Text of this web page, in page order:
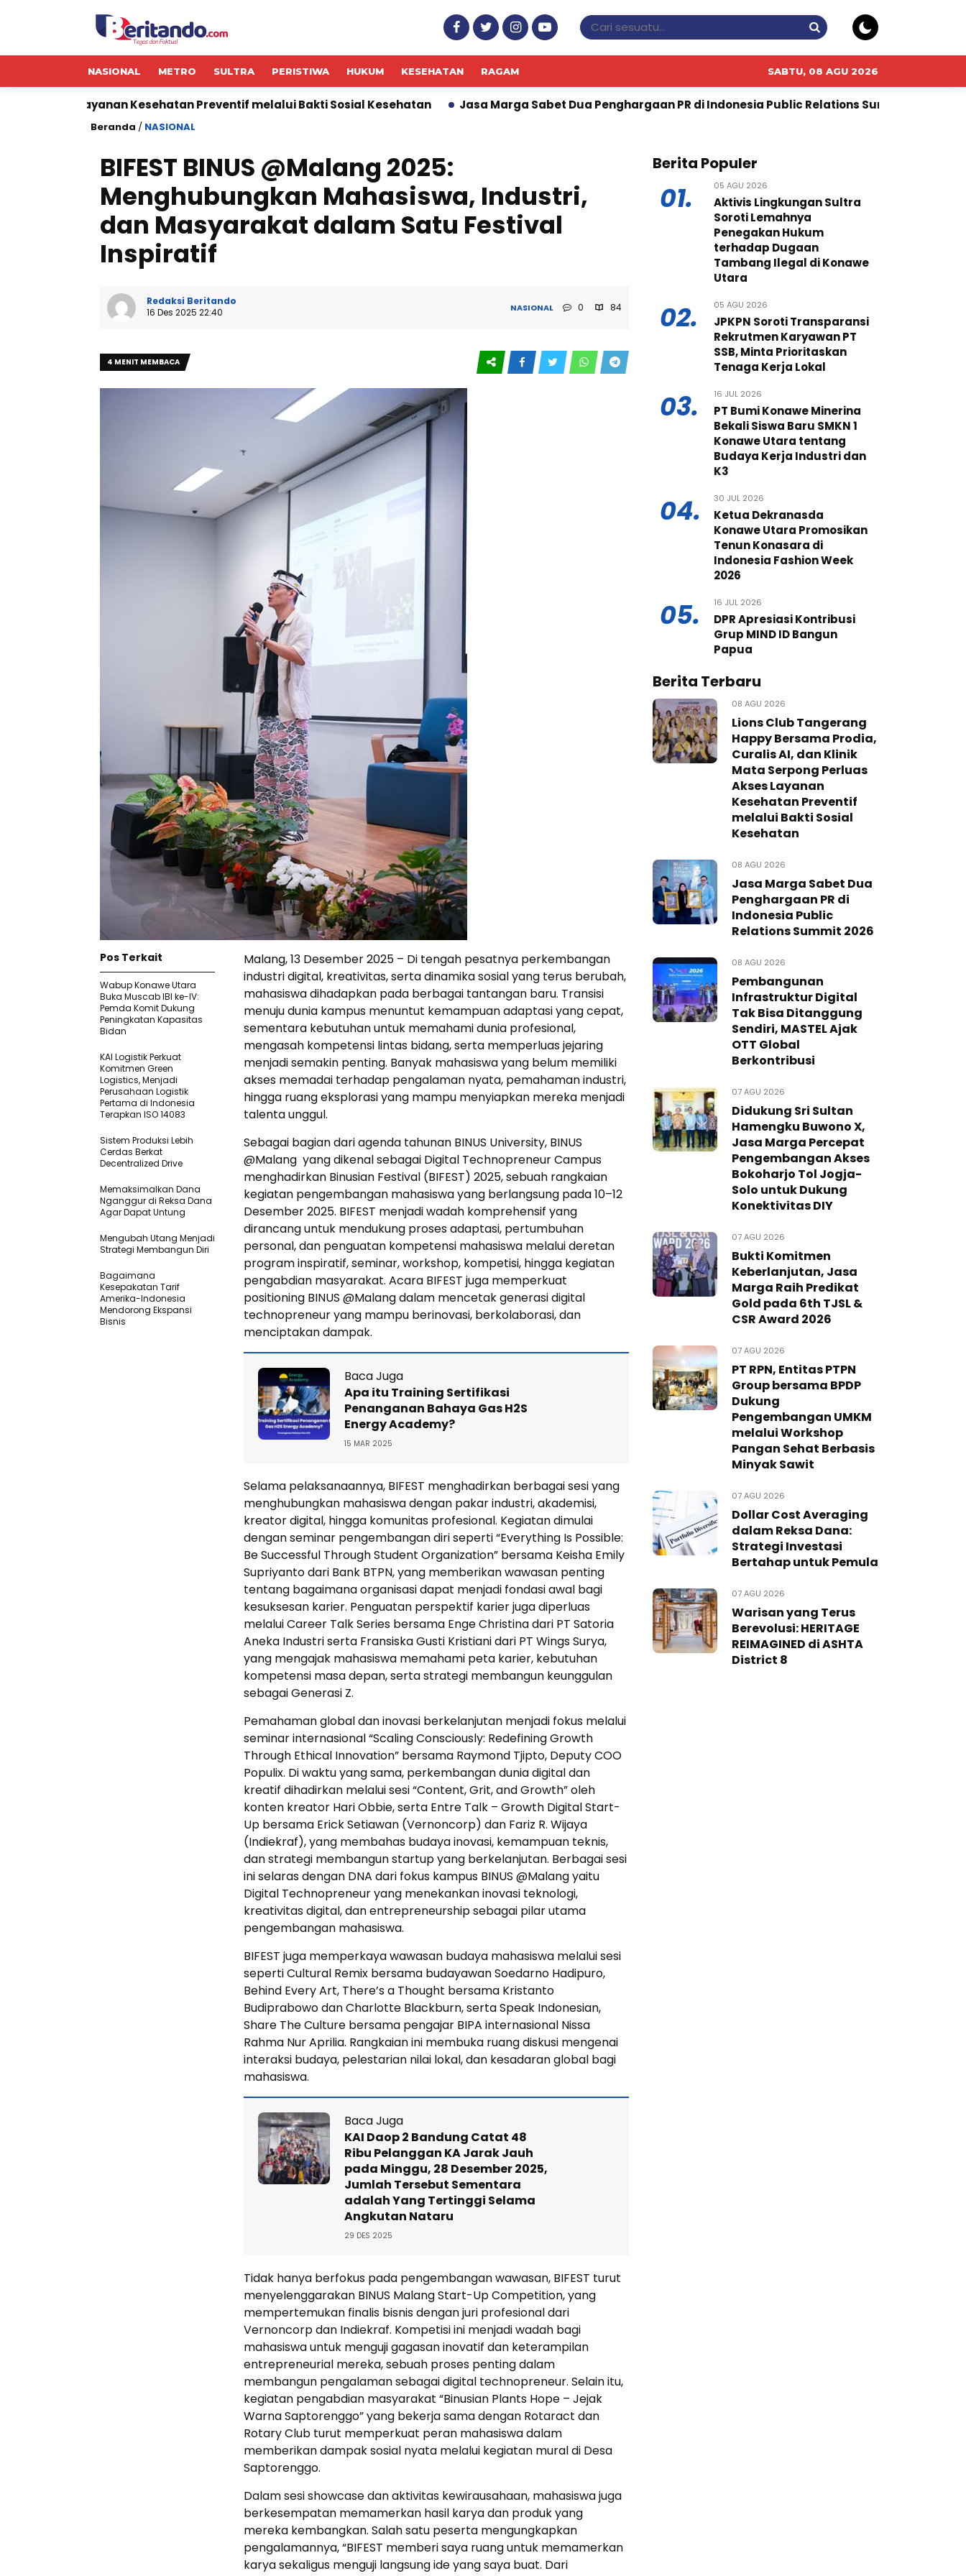
NASIONAL METRO SULTRA PERISTIWA HUKUM KESEHATAN RAGAM SABTU, 08 AGU 2026
Kesehatan Preventif melalui Bakti Sosial Kesehatan Jasa Marga Sabet Dua Penghargaan PR di Indonesia Public Relations Summit 2026 Pembangunan
Beranda / NASIONAL
BIFEST BINUS @Malang 2025:
Menghubungkan Mahasiswa, Industri,
dan Masyarakat dalam Satu Festival
Inspiratif
Redaksi Beritando
16 Des 2025 22:40
NASIONAL 0 84
4 MENIT MEMBACA
Malang, 13 Desember 2025 – Di tengah pesatnya perkembangan
industri digital, kreativitas, serta dinamika sosial yang terus berubah,
mahasiswa dihadapkan pada berbagai tantangan baru. Transisi
menuju dunia kampus menuntut kemampuan adaptasi yang cepat,
sementara kebutuhan untuk memahami dunia profesional,
mengasah kompetensi lintas bidang, serta memperluas jejaring
menjadi semakin penting. Banyak mahasiswa yang belum memiliki
akses memadai terhadap pengalaman nyata, pemahaman industri,
hingga ruang eksplorasi yang mampu menyiapkan mereka menjadi
talenta unggul.
Sebagai bagian dari agenda tahunan BINUS University, BINUS
@Malang yang dikenal sebagai Digital Technopreneur Campus
menghadirkan Binusian Festival (BIFEST) 2025, sebuah rangkaian
kegiatan pengembangan mahasiswa yang berlangsung pada 10–12
Desember 2025. BIFEST menjadi wadah komprehensif yang
dirancang untuk mendukung proses adaptasi, pertumbuhan
personal, dan penguatan kompetensi mahasiswa melalui deretan
program inspiratif, seminar, workshop, kompetisi, hingga kegiatan
pengabdian masyarakat. Acara BIFEST juga memperkuat
positioning BINUS @Malang dalam mencetak generasi digital
technopreneur yang mampu berinovasi, berkolaborasi, dan
menciptakan dampak.
Baca Juga
Apa itu Training Sertifikasi
Penanganan Bahaya Gas H2S
Energy Academy?
15 MAR 2025
Selama pelaksanaannya, BIFEST menghadirkan berbagai sesi yang
menghubungkan mahasiswa dengan pakar industri, akademisi,
kreator digital, hingga komunitas profesional. Kegiatan dimulai
dengan seminar pengembangan diri seperti “Everything Is Possible:
Be Successful Through Student Organization” bersama Keisha Emily
Supriyanto dari Bank BTPN, yang memberikan wawasan penting
tentang bagaimana organisasi dapat menjadi fondasi awal bagi
kesuksesan karier. Penguatan perspektif karier juga diperluas
melalui Career Talk Series bersama Enge Christina dari PT Satoria
Aneka Industri serta Fransiska Gusti Kristiani dari PT Wings Surya,
yang mengajak mahasiswa memahami peta karier, kebutuhan
kompetensi masa depan, serta strategi membangun keunggulan
sebagai Generasi Z.
Pemahaman global dan inovasi berkelanjutan menjadi fokus melalui
seminar internasional “Scaling Consciously: Redefining Growth
Through Ethical Innovation” bersama Raymond Tjipto, Deputy COO
Populix. Di waktu yang sama, perkembangan dunia digital dan
kreatif dihadirkan melalui sesi “Content, Grit, and Growth” oleh
konten kreator Hari Obbie, serta Entre Talk – Growth Digital Start-
Up bersama Erick Setiawan (Vernoncorp) dan Fariz R. Wijaya
(Indiekraf), yang membahas budaya inovasi, kemampuan teknis,
dan strategi membangun startup yang berkelanjutan. Berbagai sesi
ini selaras dengan DNA dari fokus kampus BINUS @Malang yaitu
Digital Technopreneur yang menekankan inovasi teknologi,
kreativitas digital, dan entrepreneurship sebagai pilar utama
pengembangan mahasiswa.
BIFEST juga memperkaya wawasan budaya mahasiswa melalui sesi
seperti Cultural Remix bersama budayawan Soedarno Hadipuro,
Behind Every Art, There’s a Thought bersama Kristanto
Budiprabowo dan Charlotte Blackburn, serta Speak Indonesian,
Share The Culture bersama pengajar BIPA internasional Nissa
Rahma Nur Aprilia. Rangkaian ini membuka ruang diskusi mengenai
interaksi budaya, pelestarian nilai lokal, dan kesadaran global bagi
mahasiswa.
Baca Juga
KAI Daop 2 Bandung Catat 48
Ribu Pelanggan KA Jarak Jauh
pada Minggu, 28 Desember 2025,
Jumlah Tersebut Sementara
adalah Yang Tertinggi Selama
Angkutan Nataru
29 DES 2025
Tidak hanya berfokus pada pengembangan wawasan, BIFEST turut
menyelenggarakan BINUS Malang Start-Up Competition, yang
mempertemukan finalis bisnis dengan juri profesional dari
Vernoncorp dan Indiekraf. Kompetisi ini menjadi wadah bagi
mahasiswa untuk menguji gagasan inovatif dan keterampilan
entrepreneurial mereka, sebuah proses penting dalam
membangun pengalaman sebagai digital technopreneur. Selain itu,
kegiatan pengabdian masyarakat “Binusian Plants Hope – Jejak
Warna Saptorenggo” yang bekerja sama dengan Rotaract dan
Rotary Club turut memperkuat peran mahasiswa dalam
memberikan dampak sosial nyata melalui kegiatan mural di Desa
Saptorenggo.
Dalam sesi showcase dan aktivitas kewirausahaan, mahasiswa juga
berkesempatan memamerkan hasil karya dan produk yang
mereka kembangkan. Salah satu peserta mengungkapkan
pengalamannya, “BIFEST memberi saya ruang untuk memamerkan
karya sekaligus menguji langsung ide yang saya buat. Dari
Pos Terkait
Wabup Konawe Utara
Buka Muscab IBI ke-IV:
Pemda Komit Dukung
Peningkatan Kapasitas
Bidan
KAI Logistik Perkuat
Komitmen Green
Logistics, Menjadi
Perusahaan Logistik
Pertama di Indonesia
Terapkan ISO 14083
Sistem Produksi Lebih
Cerdas Berkat
Decentralized Drive
Memaksimalkan Dana
Nganggur di Reksa Dana
Agar Dapat Untung
Mengubah Utang Menjadi
Strategi Membangun Diri
Bagaimana
Kesepakatan Tarif
Amerika-Indonesia
Mendorong Ekspansi
Bisnis
Berita Populer
01. 05 AGU 2026
Aktivis Lingkungan Sultra
Soroti Lemahnya
Penegakan Hukum
terhadap Dugaan
Tambang Ilegal di Konawe
Utara
02. 05 AGU 2026
JPKPN Soroti Transparansi
Rekrutmen Karyawan PT
SSB, Minta Prioritaskan
Tenaga Kerja Lokal
03. 16 JUL 2026
PT Bumi Konawe Minerina
Bekali Siswa Baru SMKN 1
Konawe Utara tentang
Budaya Kerja Industri dan
K3
04. 30 JUL 2026
Ketua Dekranasda
Konawe Utara Promosikan
Tenun Konasara di
Indonesia Fashion Week
2026
05. 16 JUL 2026
DPR Apresiasi Kontribusi
Grup MIND ID Bangun
Papua
Berita Terbaru
08 AGU 2026
Lions Club Tangerang
Happy Bersama Prodia,
Curalis AI, dan Klinik
Mata Serpong Perluas
Akses Layanan
Kesehatan Preventif
melalui Bakti Sosial
Kesehatan
08 AGU 2026
Jasa Marga Sabet Dua
Penghargaan PR di
Indonesia Public
Relations Summit 2026
08 AGU 2026
Pembangunan
Infrastruktur Digital
Tak Bisa Ditanggung
Sendiri, MASTEL Ajak
OTT Global
Berkontribusi
07 AGU 2026
Didukung Sri Sultan
Hamengku Buwono X,
Jasa Marga Percepat
Pengembangan Akses
Bokoharjo Tol Jogja-
Solo untuk Dukung
Konektivitas DIY
07 AGU 2026
Bukti Komitmen
Keberlanjutan, Jasa
Marga Raih Predikat
Gold pada 6th TJSL &
CSR Award 2026
07 AGU 2026
PT RPN, Entitas PTPN
Group bersama BPDP
Dukung
Pengembangan UMKM
melalui Workshop
Pangan Sehat Berbasis
Minyak Sawit
07 AGU 2026
Dollar Cost Averaging
dalam Reksa Dana:
Strategi Investasi
Bertahap untuk Pemula
07 AGU 2026
Warisan yang Terus
Berevolusi: HERITAGE
REIMAGINED di ASHTA
District 8